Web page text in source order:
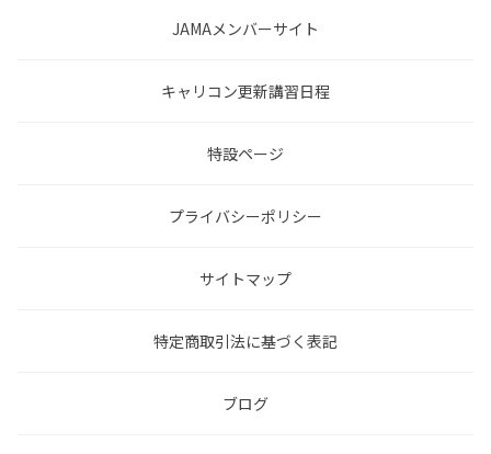
JAMAメンバーサイト
キャリコン更新講習日程
特設ページ
プライバシーポリシー
サイトマップ
特定商取引法に基づく表記
ブログ